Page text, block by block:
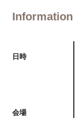
Information
日時
会場